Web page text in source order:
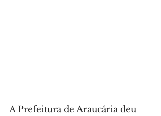
A Prefeitura de Araucária deu